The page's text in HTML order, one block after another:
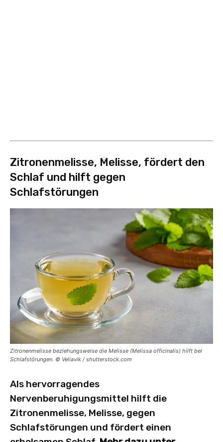
Zitronenmelisse, Melisse, fördert den
Schlaf und hilft gegen
Schlafstörungen
Zitronenmelisse beziehungsweise die Melisse (Melissa officinalis) hilft bei
Schlafstörungen. © Veliavik / shutterstock.com
Als hervorragendes
Nervenberuhigungsmittel hilft die
Zitronenmelisse, Melisse, gegen
Schlafstörungen und fördert einen